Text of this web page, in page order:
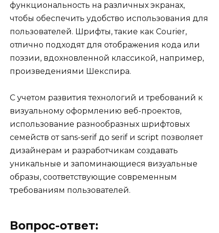
функциональность на различных экранах,
чтобы обеспечить удобство использования для
пользователей. Шрифты, такие как Courier,
отлично подходят для отображения кода или
поэзии, вдохновленной классикой, например,
произведениями Шекспира.
С учетом развития технологий и требований к
визуальному оформлению веб-проектов,
использование разнообразных шрифтовых
семейств от sans-serif до serif и script позволяет
дизайнерам и разработчикам создавать
уникальные и запоминающиеся визуальные
образы, соответствующие современным
требованиям пользователей.
Вопрос-ответ: